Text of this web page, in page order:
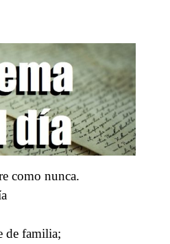
como nunca.
de familia;